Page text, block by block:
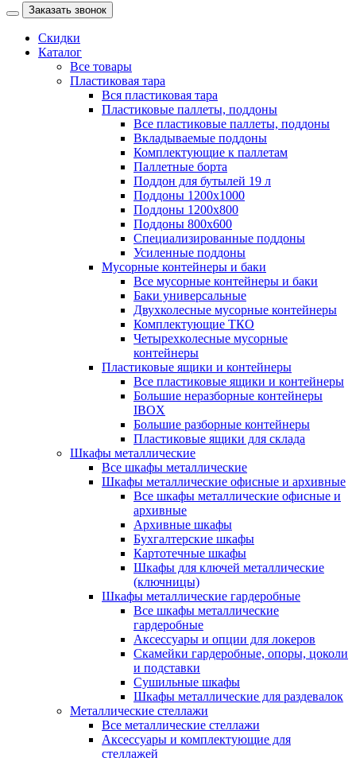
Заказать звонок
Скидки
Каталог
Все товары
Пластиковая тара
Вся пластиковая тара
Пластиковые паллеты, поддоны
Все пластиковые паллеты, поддоны
Вкладываемые поддоны
Комплектующие к паллетам
Паллетные борта
Поддон для бутылей 19 л
Поддоны 1200х1000
Поддоны 1200х800
Поддоны 800х600
Специализированные поддоны
Усиленные поддоны
Мусорные контейнеры и баки
Все мусорные контейнеры и баки
Баки универсальные
Двухколесные мусорные контейнеры
Комплектующие ТКО
Четырехколесные мусорные
контейнеры
Пластиковые ящики и контейнеры
Все пластиковые ящики и контейнеры
Большие неразборные контейнеры
IBOX
Большие разборные контейнеры
Пластиковые ящики для склада
Шкафы металлические
Все шкафы металлические
Шкафы металлические офисные и архивные
Все шкафы металлические офисные и
архивные
Архивные шкафы
Бухгалтерские шкафы
Картотечные шкафы
Шкафы для ключей металлические
(ключницы)
Шкафы металлические гардеробные
Все шкафы металлические
гардеробные
Аксессуары и опции для локеров
Скамейки гардеробные, опоры, цоколи
и подставки
Сушильные шкафы
Шкафы металлические для раздевалок
Металлические стеллажи
Все металлические стеллажи
Аксессуары и комплектующие для
стеллажей